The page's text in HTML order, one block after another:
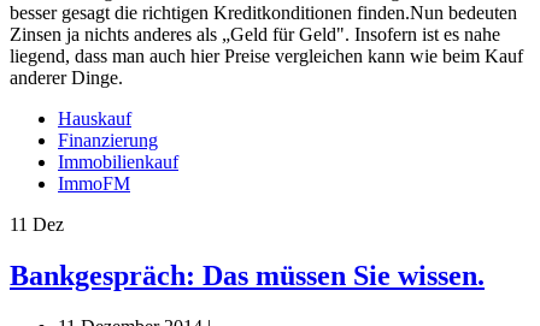
besser gesagt die richtigen Kreditkonditionen finden.Nun bedeuten
Zinsen ja nichts anderes als „Geld für Geld". Insofern ist es nahe
liegend, dass man auch hier Preise vergleichen kann wie beim Kauf
anderer Dinge.
Hauskauf
Finanzierung
Immobilienkauf
ImmoFM
11 Dez
Bankgespräch: Das müssen Sie wissen.